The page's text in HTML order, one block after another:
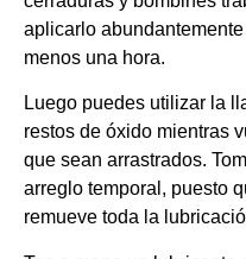
aplicarlo
menos una hora.
Luego puedes utilizar la
restos de óxido mientras
que sean arrastrados.
arreglo temporal, puesto
remueve toda la